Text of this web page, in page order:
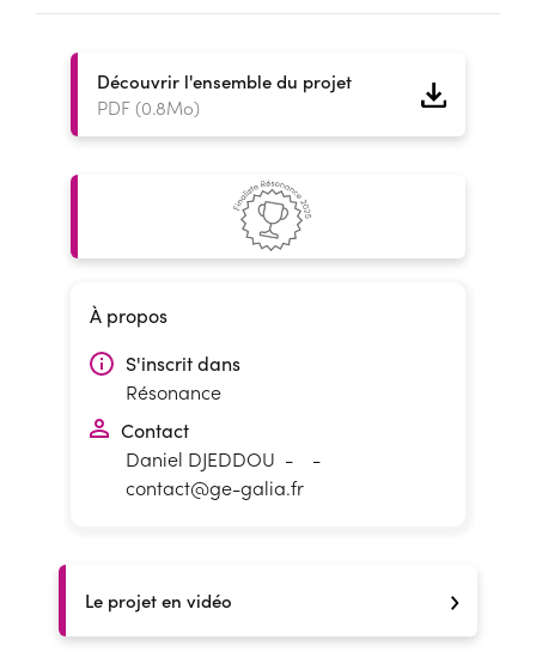
Découvrir l'ensemble du projet
PDF (0.8Mo)
À propos
S'inscrit dans
Résonance
Contact
Daniel DJEDDOU -
-
contact@ge-galia.fr
Le projet en vidéo